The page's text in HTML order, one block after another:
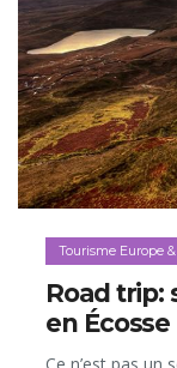
Tourisme Europe
Road trip:
en Écosse